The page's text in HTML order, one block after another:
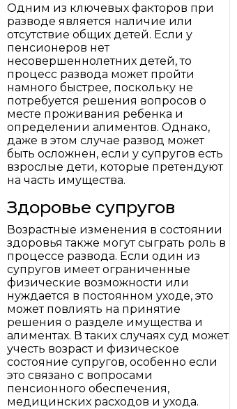
Одним из ключевых факторов при
разводе является наличие или
отсутствие общих детей. Если у
пенсионеров нет
несовершеннолетних детей, то
процесс развода может пройти
намного быстрее, поскольку не
потребуется решения вопросов о
месте проживания ребенка и
определении алиментов. Однако,
даже в этом случае развод может
быть осложнен, если у супругов есть
взрослые дети, которые претендуют
на часть имущества.
Здоровье супругов
Возрастные изменения в состоянии
здоровья также могут сыграть роль в
процессе развода. Если один из
супругов имеет ограниченные
физические возможности или
нуждается в постоянном уходе, это
может повлиять на принятие
решения о разделе имущества и
алиментах. В таких случаях суд может
учесть возраст и физическое
состояние супругов, особенно если
это связано с вопросами
пенсионного обеспечения,
медицинских расходов и ухода.